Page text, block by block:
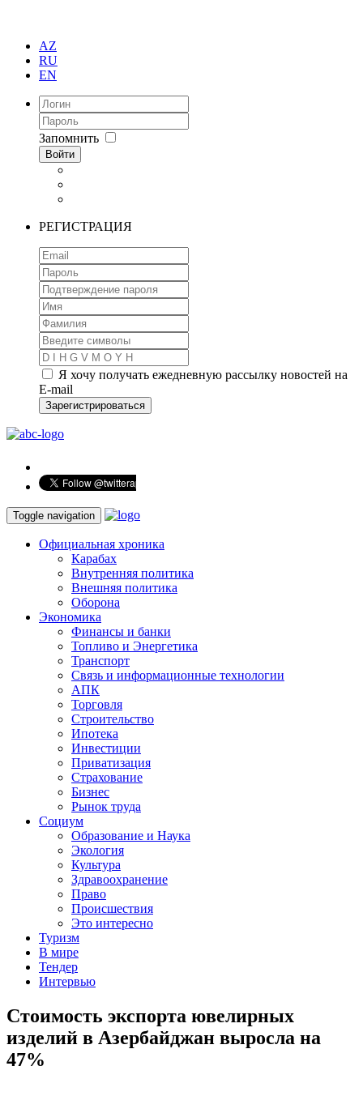
AZ
RU
EN
Запомнить
Войти
РЕГИСТРАЦИЯ
Я хочу получать ежедневную рассылку новостей на
E-mail
Зарегистрироваться
Toggle navigation
Официальная хроника
Карабах
Внутренняя политика
Внешняя политика
Оборона
Экономика
Финансы и банки
Топливо и Энергетика
Транспорт
Связь и информационные технологии
АПК
Торговля
Строительство
Ипотека
Инвестиции
Приватизация
Страхование
Бизнес
Рынок труда
Социум
Образование и Наука
Экология
Культура
Здравоохранение
Право
Происшествия
Это интересно
Туризм
В мире
Тендер
Интервью
Стоимость экспорта ювелирных
изделий в Азербайджан выросла на
47%